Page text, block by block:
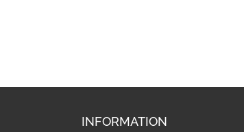
INFORMATION